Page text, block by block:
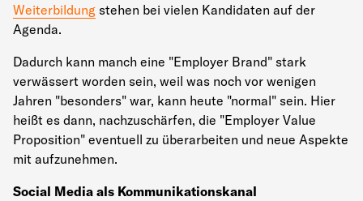
Weiterbildung stehen bei vielen Kandidaten auf der
Agenda.
Dadurch kann manch eine "Employer Brand" stark
verwässert worden sein, weil was noch vor wenigen
Jahren "besonders" war, kann heute "normal" sein. Hier
heißt es dann, nachzuschärfen, die "Employer Value
Proposition" eventuell zu überarbeiten und neue Aspekte
mit aufzunehmen.
Social Media als Kommunikationskanal